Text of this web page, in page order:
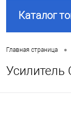
Каталог
Главная страница •
Усилитель